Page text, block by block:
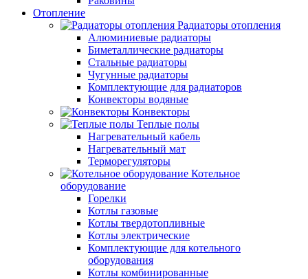
Отопление
Радиаторы отопления
Алюминиевые радиаторы
Биметаллические радиаторы
Стальные радиаторы
Чугунные радиаторы
Комплектующие для радиаторов
Конвекторы водяные
Конвекторы
Теплые полы
Нагревательный кабель
Нагревательный мат
Терморегуляторы
Котельное
оборудование
Горелки
Котлы газовые
Котлы твердотопливные
Котлы электрические
Комплектующие для котельного
оборудования
Котлы комбинированные